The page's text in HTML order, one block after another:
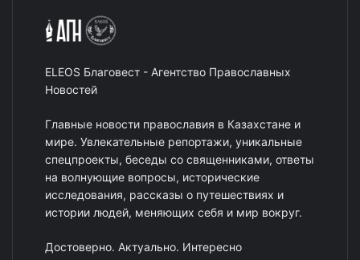
ELEOS Благовест - Агентство Православных
Новостей
Главные новости православия в Казахстане и
мире. Увлекательные репортажи, уникальные
спецпроекты, беседы со священниками, ответы
на волнующие вопросы, исторические
исследования, рассказы о путешествиях и
истории людей, меняющих себя и мир вокруг.
Достоверно. Актуально. Интересно